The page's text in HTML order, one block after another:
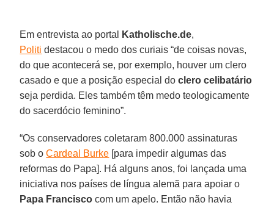
Em entrevista ao portal Katholische.de,
Politi destacou o medo dos curiais “de coisas novas,
do que acontecerá se, por exemplo, houver um clero
casado e que a posição especial doclero celibatário
seja perdida. Eles também têm medo teologicamente
do sacerdócio feminino”.
“Os conservadores coletaram 800.000 assinaturas
sob oCardeal Burke [para impedir algumas das
reformas do Papa]. Há alguns anos, foi lançada uma
iniciativa nos países de língua alemã para apoiar o
Papa Francisco com um apelo. Então não havia